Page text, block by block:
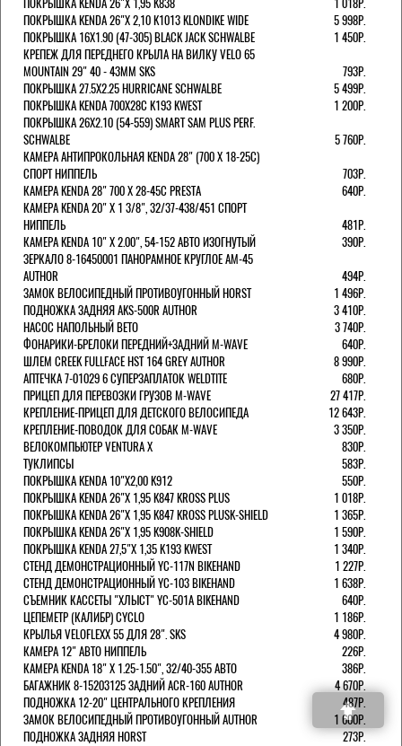
ПОКРЫШКА KENDA 26"Х 2,10 K1013 KLONDIKE WIDE
5 998Р.
ПОКРЫШКА 16X1.90 (47-305) BLACK JACK SCHWALBE
1 450Р.
КРЕПЕЖ ДЛЯ ПЕРЕДНЕГО КРЫЛА НА ВИЛКУ VELO 65
MOUNTAIN 29" 40 - 43ММ SKS
793Р.
ПОКРЫШКА 27.5X2.25 HURRICANE SCHWALBE
5 499Р.
ПОКРЫШКА KENDA 700Х28С K193 KWEST
1 200Р.
ПОКРЫШКА 26X2.10 (54-559) SMART SAM PLUS PERF.
SCHWALBE
5 760Р.
КАМЕРА АНТИПРОКОЛЬНАЯ KENDA 28" (700 Х 18-25C)
СПОРТ НИППЕЛЬ
703Р.
КАМЕРА KENDA 28" 700 Х 28-45С PRESTA
640Р.
КАМЕРА KENDA 20" Х 1 3/8", 32/37-438/451 СПОРТ
НИППЕЛЬ
481Р.
КАМЕРА KENDA 10" Х 2.00", 54-152 АВТО ИЗОГНУТЫЙ
390Р.
ЗЕРКАЛО 8-16450001 ПАНОРАМНОЕ КРУГЛОЕ AM-45
AUTHOR
494Р.
ЗАМОК ВЕЛОСИПЕДНЫЙ ПРОТИВОУГОННЫЙ HORST
1 496Р.
ПОДНОЖКА ЗАДНЯЯ AKS-500R AUTHOR
3 410Р.
НАСОС НАПОЛЬНЫЙ BETO
3 740Р.
ФОНАРИКИ-БРЕЛОКИ ПЕРЕДНИЙ+ЗАДНИЙ M-WAVE
640Р.
ШЛЕМ CREEK FULLFACE HST 164 GREY AUTHOR
8 990Р.
АПТЕЧКА 7-01029 6 СУПЕРЗАПЛАТОК WELDTITE
680Р.
ПРИЦЕП ДЛЯ ПЕРЕВОЗКИ ГРУЗОВ M-WAVE
27 417Р.
КРЕПЛЕНИЕ-ПРИЦЕП ДЛЯ ДЕТСКОГО ВЕЛОСИПЕДА
12 643Р.
КРЕПЛЕНИЕ-ПОВОДОК ДЛЯ СОБАК M-WAVE
3 350Р.
ВЕЛОКОМПЬЮТЕР VENTURA Х
830Р.
ТУКЛИПСЫ
583Р.
ПОКРЫШКА KENDA 10"Х2,00 K912
550Р.
ПОКРЫШКА KENDA 26"Х 1,95 K847 KROSS PLUS
1 018Р.
ПОКРЫШКА KENDA 26"Х 1,95 K847 KROSS PLUSK-SHIELD
1 365Р.
ПОКРЫШКА KENDA 26"Х 1,95 K908K-SHIELD
1 590Р.
ПОКРЫШКА KENDA 27,5"Х 1,35 K193 KWEST
1 340Р.
СТЕНД ДЕМОНСТРАЦИОННЫЙ YC-117N BIKEHAND
1 227Р.
СТЕНД ДЕМОНСТРАЦИОННЫЙ YC-103 BIKEHAND
1 638Р.
СЪЕМНИК КАССЕТЫ "ХЛЫСТ" YC-501A BIKEHAND
640Р.
ЦЕПЕМЕТР (КАЛИБР) CYCLO
1 186Р.
КРЫЛЬЯ VELOFLEXX 55 ДЛЯ 28". SKS
4 980Р.
КАМЕРА 12" АВТО НИППЕЛЬ
226Р.
КАМЕРА KENDA 18" Х 1.25-1.50", 32/40-355 АВТО
386Р.
БАГАЖНИК 8-15203125 ЗАДНИЙ ACR-160 AUTHOR
4 670Р.
ПОДНОЖКА 12-20" ЦЕНТРАЛЬНОГО КРЕПЛЕНИЯ
487Р.
ЗАМОК ВЕЛОСИПЕДНЫЙ ПРОТИВОУГОННЫЙ AUTHOR
1 600Р.
ПОДНОЖКА ЗАДНЯЯ HORST
273Р.